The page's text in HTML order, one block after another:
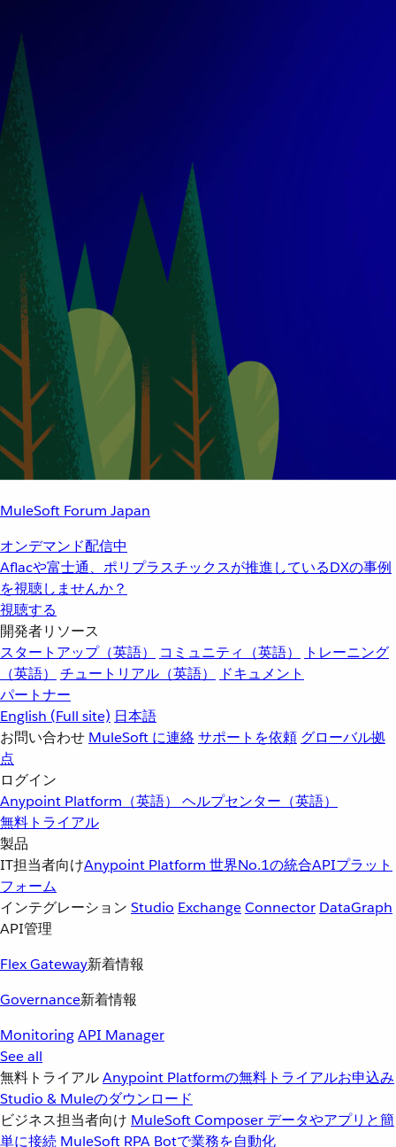
MuleSoft Forum Japan
オンデマンド配信中
Aflacや富士通、ポリプラスチックスが推進しているDXの事例
を視聴しませんか？
視聴する
開発者リソース
スタートアップ（英語）
コミュニティ（英語）
トレーニング
（英語）
チュートリアル（英語）
ドキュメント
パートナー
English (Full site) 日本語
お問い合わせ MuleSoft に連絡サポートを依頼 グローバル拠
点
ログイン
Anypoint Platform（英語） ヘルプセンター（英語）
無料トライアル
製品
IT担当者向けAnypoint Platform 世界No.1の統合APIプラット
フォーム
インテグレーション Studio ExchangeConnector DataGraph
API管理
Flex Gateway新着情報
Governance新着情報
MonitoringAPI Manager
See all
無料トライアルAnypoint Platformの無料トライアルお申込み
Studio & Muleのダウンロード
ビジネス担当者向け MuleSoft Composer データやアプリと簡
単に接続 MuleSoft RPA Botで業務を自動化